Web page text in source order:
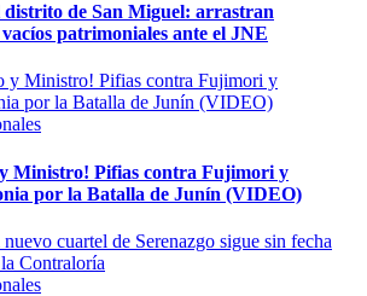
distrito de San Miguel: arrastran
vacíos patrimoniales ante el JNE
Ministro! Pifias contra Fujimori y
por la Batalla de Junín (VIDEO)